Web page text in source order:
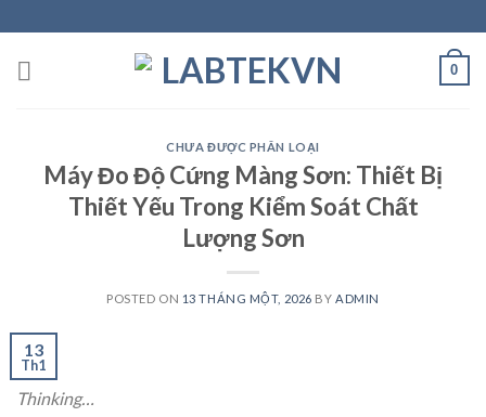
to
content
0
CHƯA ĐƯỢC PHÂN LOẠI
Máy Đo Độ Cứng Màng Sơn: Thiết Bị
Thiết Yếu Trong Kiểm Soát Chất
Lượng Sơn
POSTED ON 13 THÁNG MỘT, 2026 BY ADMIN
13
Th1
Thinking…